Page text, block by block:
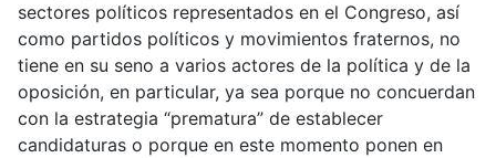
sectores políticos representados en el Congreso, así
como partidos políticos y movimientos fraternos, no
tiene en su seno a varios actores de la política y de la
oposición, en particular, ya sea porque no concuerdan
con la estrategia “prematura” de establecer
candidaturas o porque en este momento ponen en